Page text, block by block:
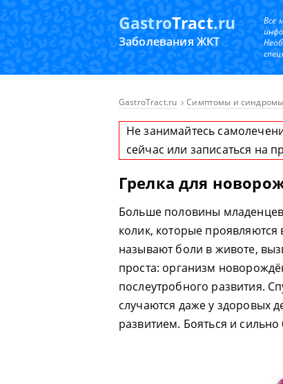
GastroTract.ru
Заболевания ЖКТ
Все
GastroTract.ru Симптомы и синдромы
Не занимайтесь
сейчас или записаться на
Грелка для
Больше половины
колик, которые
называют боли в животе,
проста: организм
послеутробного развития.
случаются даже у здоровых
развитием. Бояться и